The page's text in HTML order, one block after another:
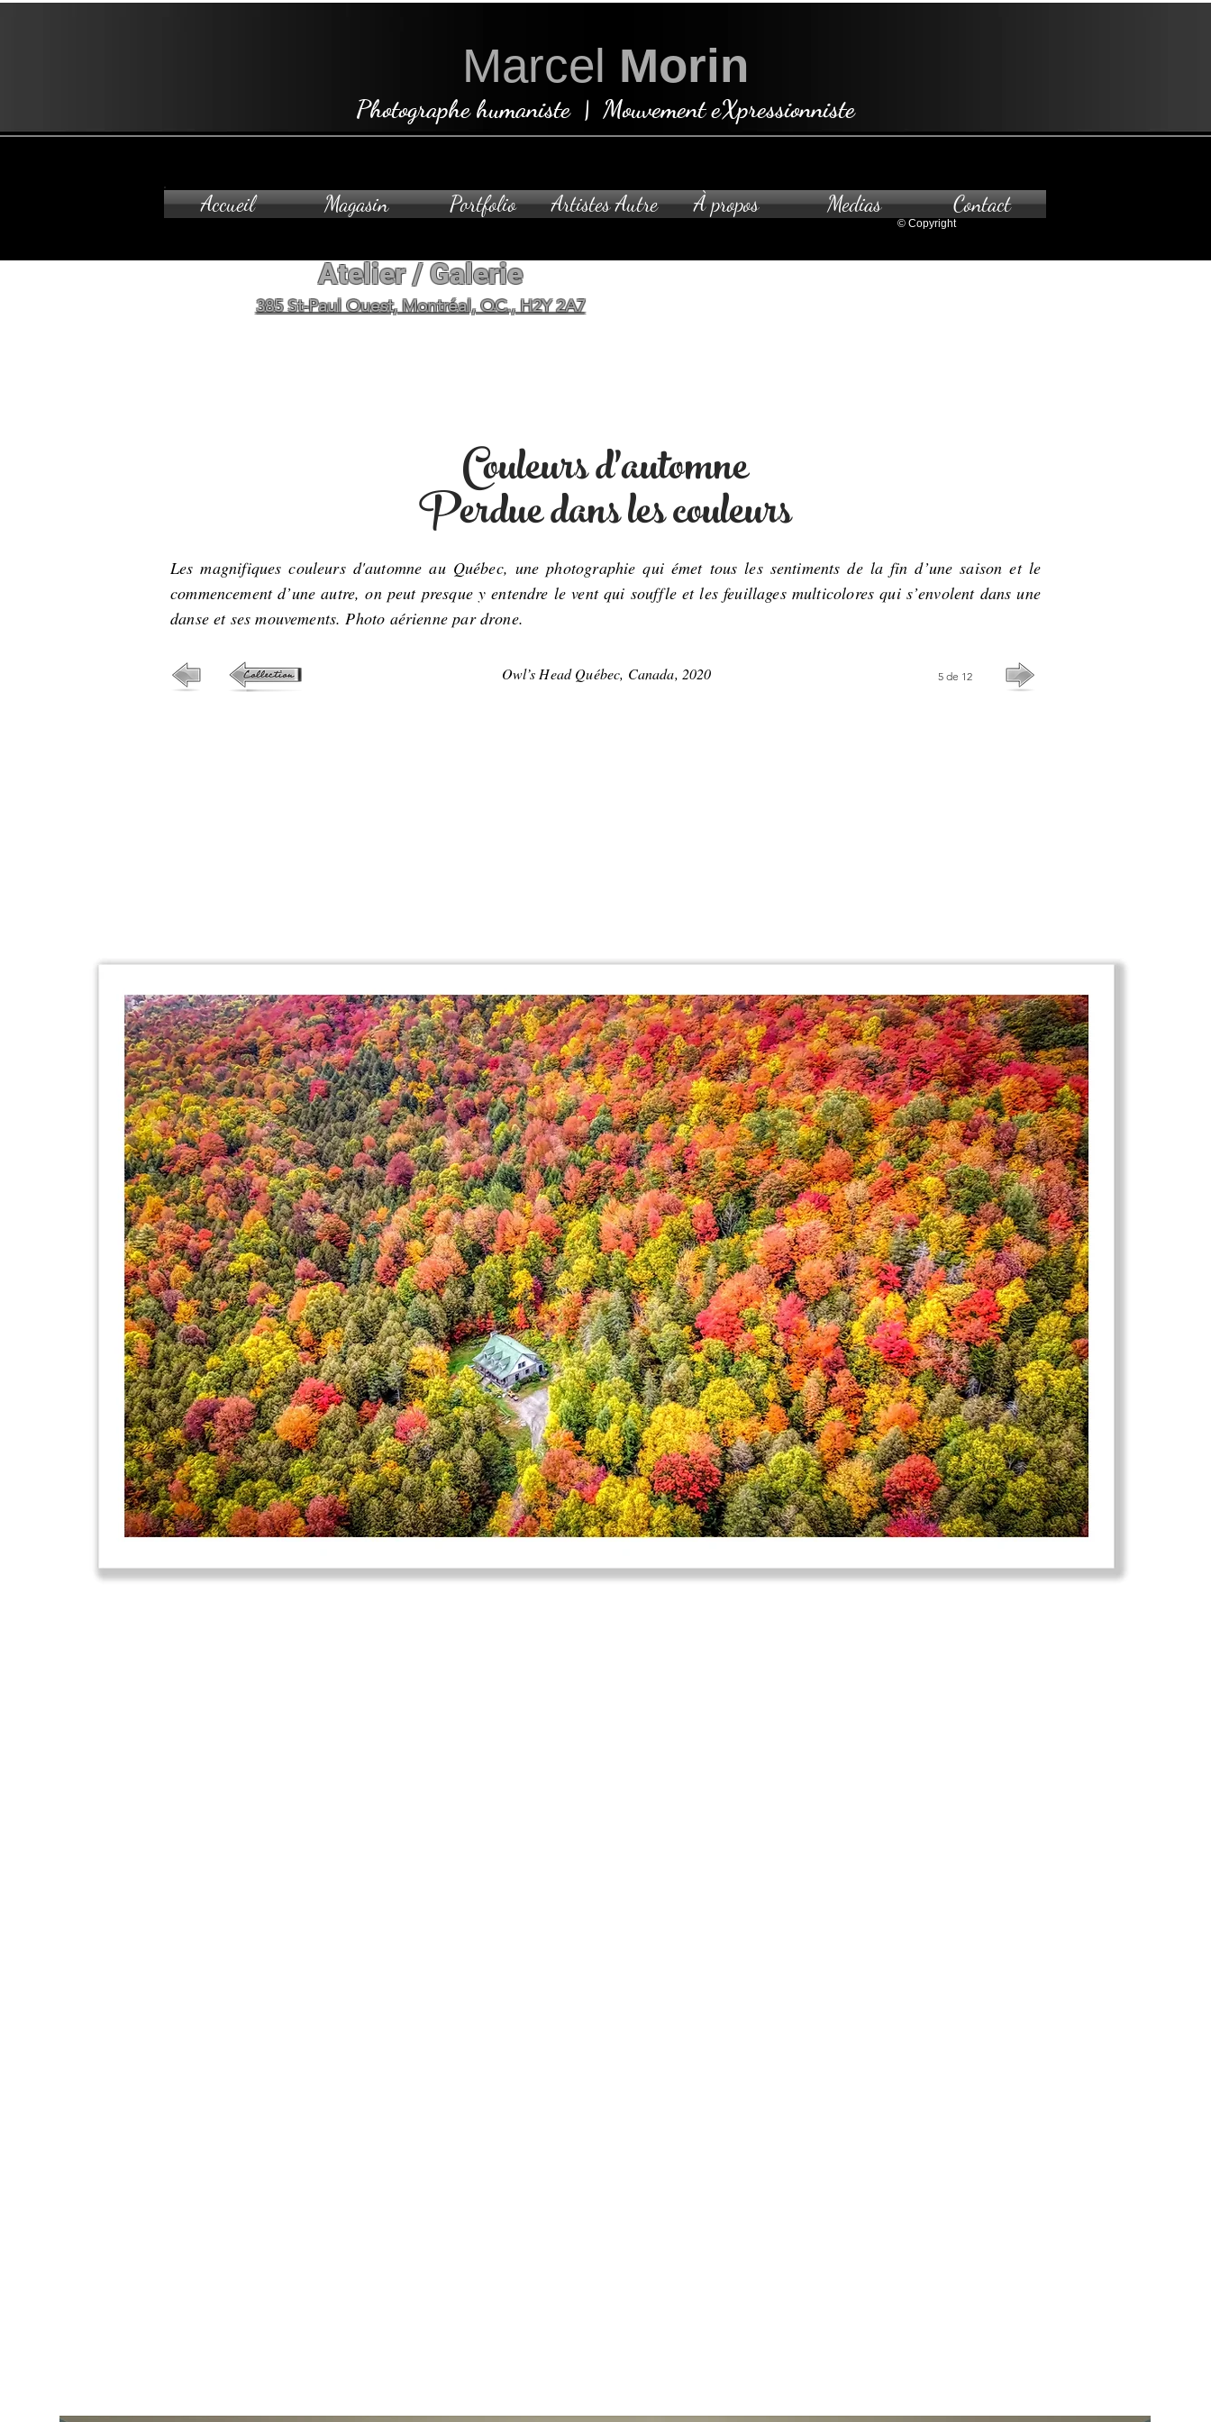
Marcel Morin
Photographe humaniste | Mouvement eXpressionniste
Accueil Magasin Artistes Autre À propos
Portfolio Medias Contact
© Copyright
Atelier / Galerie
385 St-Paul Ouest, Montréal, QC., H2Y 2A7
Couleurs d'automne
Perdue dans les couleurs
Les magnifiques couleurs d'automne au Québec, une photographie qui émet tous les sentiments de la fin d’une saison et le
commencement d’une autre, on peut presque y entendre le vent qui souffle et les feuillages multicolores qui s’envolent dans une
danse et ses mouvements. Photo aérienne par drone.
Owl’s Head Québec, Canada, 2020 5 de 12